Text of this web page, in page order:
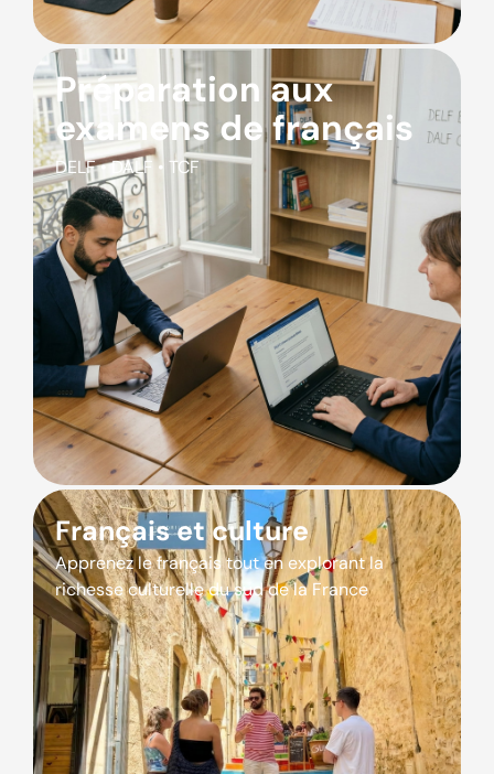
Préparation aux
examens de français
DELF • DALF • TCF
Français et culture
Apprenez le français tout en explorant la
richesse culturelle du sud de la France